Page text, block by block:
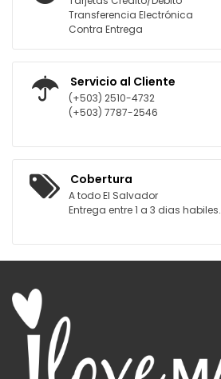
Transferencia Electrónica
Contra Entrega
Servicio al Cliente
(+503) 2510-4732
(+503) 7787-2546
Cobertura
A todo El Salvador
Entrega entre 1 a 3 dias habiles.